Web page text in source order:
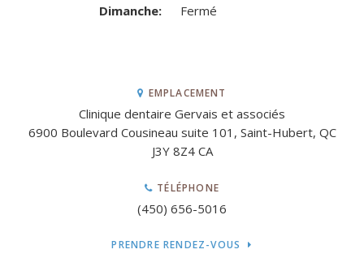
Dimanche:
Fermé
EMPLACEMENT
Clinique dentaire Gervais et associés
6900 Boulevard Cousineau suite 101 Saint-Hubert QC
J3Y 8Z4 CA
TÉLÉPHONE
(450) 656-5016
PRENDRE RENDEZ-VOUS